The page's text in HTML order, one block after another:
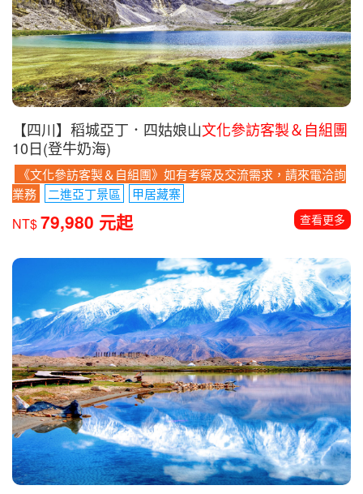
【四川】稻城亞丁．四姑娘山文化參訪客製＆自組團
10日(登牛奶海)
《文化參訪客製＆自組團》如有考察及交流需求，請來電洽詢
業務
二進亞丁景區 甲居藏寨
NT$79,980 元起 查看更多